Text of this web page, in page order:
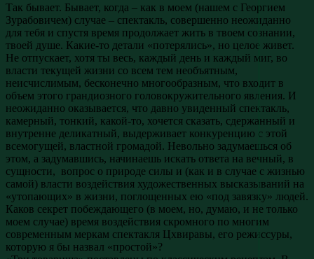
Так бывает. Бывает, когда – как в моем (нашем с Георгием
Зурабовичем) случае – спектакль, совершенно неожиданно
для тебя и спустя время продолжает жить в твоем сознании,
твоей душе. Какие-то детали «потерялись», но целое живет.
Не отпускает, хотя ты весь, каждый день и каждый миг, во
власти текущей жизни со всем тем необъятным,
неисчислимым, бесконечно многообразным, что входит в
объем этого грандиозного головокружительного явления. И
неожиданно оказывается, что давно увиденный спектакль,
камерный, тонкий, какой-то, хочется сказать, сдержанный и
внутренне деликатный, выдерживает конкуренцию с этой
всемогущей, властной громадой. Невольно задумаешься об
этом, а задумавшись, начинаешь искать ответа на вечный, в
сущности, вопрос о природе силы и (как и в случае с жизнью
самой) власти воздействия художественных высказываний на
«утопающих» в жизни, поглощенных ею «под завязку» людей.
Каков секрет побеждающего (в моем, но, думаю, и не только
моем случае) время воздействия скромного по многим
современным меркам спектакля Цхвиравы, его режиссуры,
которую я бы назвал «простой»?